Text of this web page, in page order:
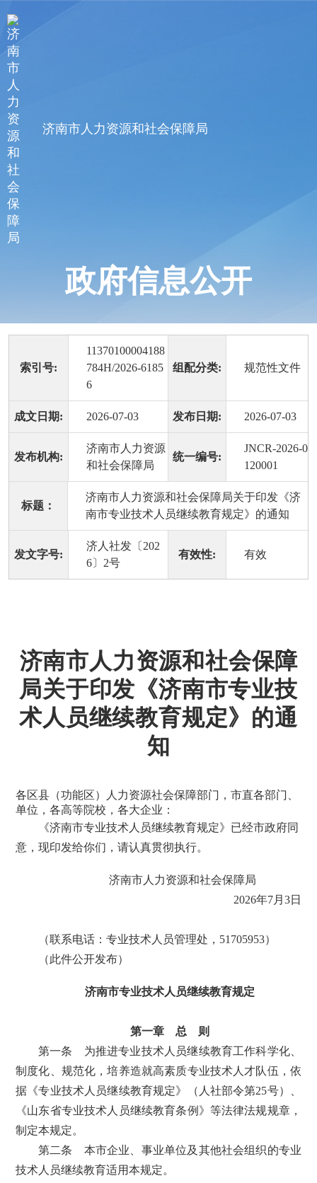
济南市人力资源和社会保障局
政府信息公开
索引号:
11370100004188
784H/2026-6185
6
组配分类: 规范性文件
成文日期: 2026-07-03 发布日期: 2026-07-03
发布机构:
济南市人力资源
和社会保障局
统一编号:
JNCR-2026-0
120001
标题：
济南市人力资源和社会保障局关于印发《济
南市专业技术人员继续教育规定》的通知
发文字号:
济人社发〔202
6〕2号
有效性: 有效
济南市人力资源和社会保障
局关于印发《济南市专业技
术人员继续教育规定》的通
知
各区县（功能区）人力资源社会保障部门，市直各部门、
单位，各高等院校，各大企业：
《济南市专业技术人员继续教育规定》已经市政府同
意，现印发给你们，请认真贯彻执行。
济南市人力资源和社会保障局
2026年7月3日
（联系电话：专业技术人员管理处，51705953）
（此件公开发布）
济南市专业技术人员继续教育规定
第一章 总 则
第一条 为推进专业技术人员继续教育工作科学化、
制度化、规范化，培养造就高素质专业技术人才队伍，依
据《专业技术人员继续教育规定》（人社部令第25号）、
《山东省专业技术人员继续教育条例》等法律法规规章，
制定本规定。
第二条 本市企业、事业单位及其他社会组织的专业
技术人员继续教育适用本规定。